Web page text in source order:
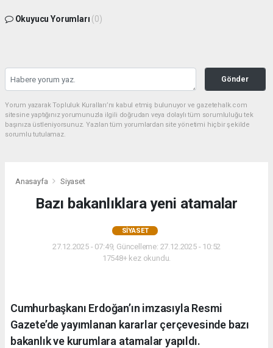
Okuyucu Yorumları (0)
Gönder
Yorum yazarak Topluluk Kuralları’nı kabul etmiş bulunuyor ve gazetehalk.com
sitesine yaptığınız yorumunuzla ilgili doğrudan veya dolaylı tüm sorumluluğu tek
başınıza üstleniyorsunuz. Yazılan tüm yorumlardan site yönetimi hiçbir şekilde
sorumlu tutulamaz.
Anasayfa Siyaset
Bazı bakanlıklara yeni atamalar
SIYASET
27.12.2025 - 07:49, Güncelleme: 27.12.2025 - 10:52
17548+ kez okundu.
Cumhurbaşkanı Erdoğan’ın imzasıyla Resmi
Gazete’de yayımlanan kararlar çerçevesinde bazı
bakanlık ve kurumlara atamalar yapıldı.